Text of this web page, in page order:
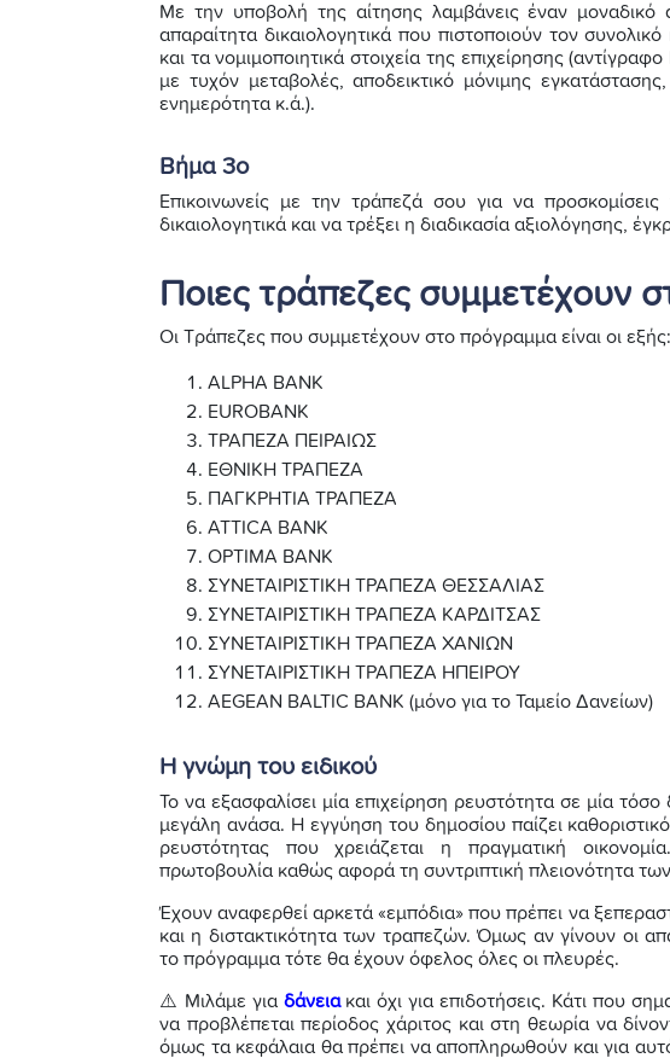
Με την υποβολή της αίτησης λαμβάνεις έναν μοναδικό
απαραίτητα δικαιολογητικά που πιστοποιούν τον
και τα νομιμοποιητικά στοιχεία της επιχείρησης
με τυχόν μεταβολές, αποδεικτικό μόνιμης
ενημερότητα κ.ά.).
Βήμα 3ο
Επικοινωνείς με την τράπεζά σου για να
δικαιολογητικά και να τρέξει η διαδικασία αξιολόγησης,
Ποιες τράπεζες συμμετέχουν
Οι Τράπεζες που συμμετέχουν στο πρόγραμμα είναι οι εξής:
ALPHA BANK
EUROBANK
ΤΡΑΠΕΖΑ ΠΕΙΡΑΙΩΣ
ΕΘΝΙΚΗ ΤΡΑΠΕΖΑ
ΠΑΓΚΡΗΤΙΑ ΤΡΑΠΕΖΑ
ATTICA BANK
OPTIMA BANK
ΣΥΝΕΤΑΙΡΙΣΤΙΚΗ ΤΡΑΠΕΖΑ ΘΕΣΣΑΛΙΑΣ
ΣΥΝΕΤΑΙΡΙΣΤΙΚΗ ΤΡΑΠΕΖΑ ΚΑΡΔΙΤΣΑΣ
ΣΥΝΕΤΑΙΡΙΣΤΙΚΗ ΤΡΑΠΕΖΑ ΧΑΝΙΩΝ
ΣΥΝΕΤΑΙΡΙΣΤΙΚΗ ΤΡΑΠΕΖΑ ΗΠΕΙΡΟΥ
AEGEAN BALTIC BANK (μόνο για το Ταμείο Δανείων)
Η γνώμη του ειδικού
Το να εξασφαλίσει μία επιχείρηση ρευστότητα σε μία
μεγάλη ανάσα. Η εγγύηση του δημοσίου παίζει
ρευστότητας που χρειάζεται η πραγματική
πρωτοβουλία καθώς αφορά τη συντριπτική πλειονότητα
Έχουν αναφερθεί αρκετά «εμπόδια» που πρέπει να
και η διστακτικότητα των τραπεζών. Όμως αν γίνουν οι
το πρόγραμμα τότε θα έχουν όφελος όλες οι πλευρές.
⚠️ Μιλάμε για δάνεια και όχι για επιδοτήσεις. Κάτι που
να προβλέπεται περίοδος χάριτος και στη θεωρία να
όμως τα κεφάλαια θα πρέπει να αποπληρωθούν και για αυτό